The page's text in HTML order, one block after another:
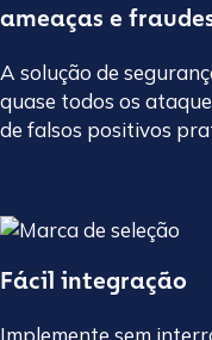
ameaças e
A solução de
quase todos os
de falsos positivos
Fácil integração
Implemente sem